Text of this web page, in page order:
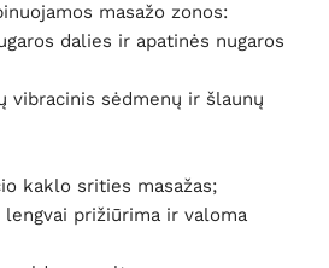
masažo zonos:
dalies ir apatinės nugaros
vibracinis sėdmenų ir šlaunų
kaklo srities masažas;
prižiūrima ir valoma